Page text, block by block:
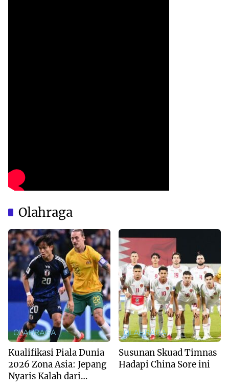
Olahraga
OLAHRAGA
Kualifikasi Piala Dunia
2026 Zona Asia: Jepang
Nyaris Kalah dari
OLAHRAGA
Susunan Skuad Timnas
Hadapi China Sore ini